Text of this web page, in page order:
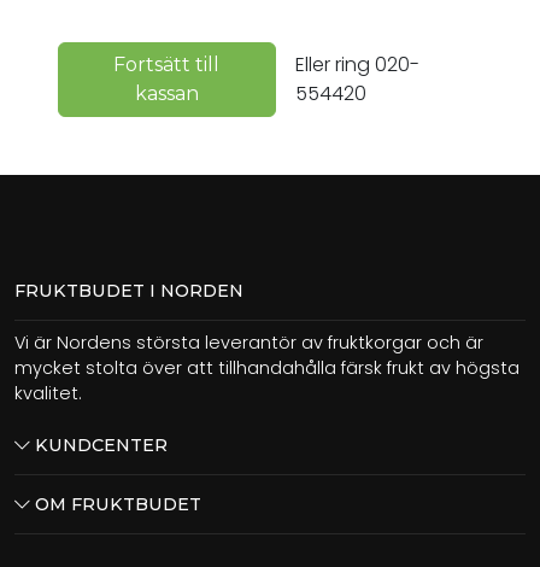
Fortsätt till
kassan
Eller ring 020-
554420
FRUKTBUDET I NORDEN
Vi är Nordens största leverantör av fruktkorgar och är
mycket stolta över att tillhandahålla färsk frukt av högsta
kvalitet.
KUNDCENTER
OM FRUKTBUDET